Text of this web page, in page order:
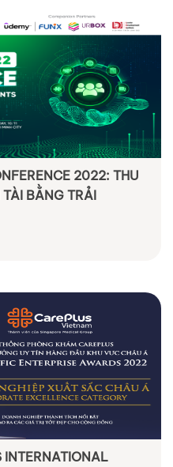
2022: THU
BẰNG TRẢI